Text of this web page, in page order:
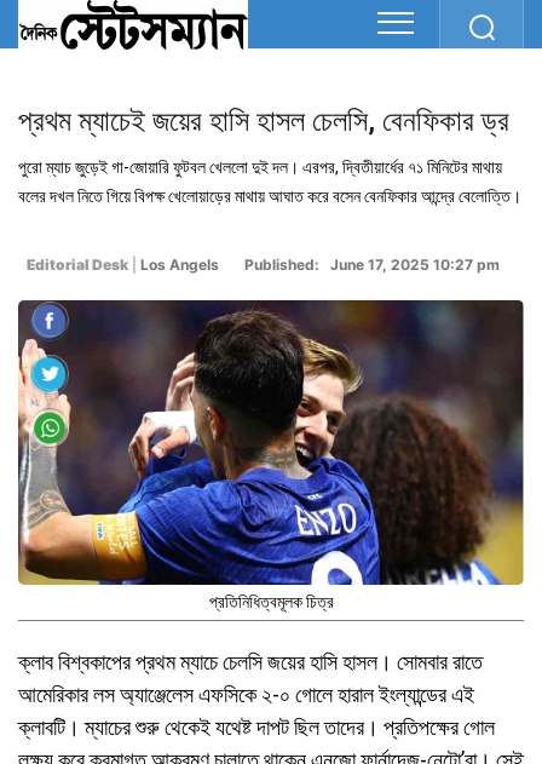
প্রথম ম্যাচেই জয়ের হাসি হাসল চেলসি, বেনফিকার ড্র
পুরো ম্যাচ জুড়েই গা-জোয়ারি ফুটবল খেললো দুই দল। এরপর, দ্বিতীয়ার্ধের ৭১ মিনিটের মাথায়
বলের দখল নিতে গিয়ে বিপক্ষ খেলোয়াড়ের মাথায় আঘাত করে বসেন বেনফিকার আন্দ্রে বেলোত্তি।
Editorial Desk Los Angels Published: June 17, 2025 10:27 pm
প্রতিনিধিত্বমূলক চিত্র
ক্লাব বিশ্বকাপের প্রথম ম্যাচে চেলসি জয়ের হাসি হাসল। সোমবার রাতে
আমেরিকার লস অ্যাঞ্জেলেস এফসিকে ২-০ গোলে হারাল ইংল্যান্ডের এই
ক্লাবটি। ম্যাচের শুরু থেকেই যথেষ্ট দাপট ছিল তাদের। প্রতিপক্ষের গোল